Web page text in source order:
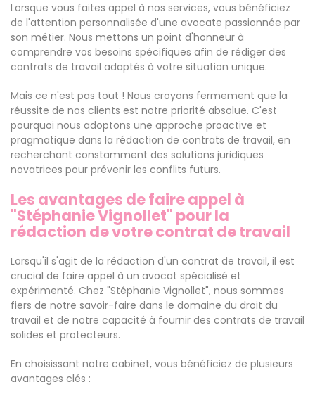
Lorsque vous faites appel à nos services, vous bénéficiez
de l'attention personnalisée d'une avocate passionnée par
son métier. Nous mettons un point d'honneur à
comprendre vos besoins spécifiques afin de rédiger des
contrats de travail adaptés à votre situation unique.
Mais ce n'est pas tout ! Nous croyons fermement que la
réussite de nos clients est notre priorité absolue. C'est
pourquoi nous adoptons une approche proactive et
pragmatique dans la rédaction de contrats de travail, en
recherchant constamment des solutions juridiques
novatrices pour prévenir les conflits futurs.
Les avantages de faire appel à
"Stéphanie Vignollet" pour la
rédaction de votre contrat de travail
Lorsqu'il s'agit de la rédaction d'un contrat de travail, il est
crucial de faire appel à un avocat spécialisé et
expérimenté. Chez "Stéphanie Vignollet", nous sommes
fiers de notre savoir-faire dans le domaine du droit du
travail et de notre capacité à fournir des contrats de travail
solides et protecteurs.
En choisissant notre cabinet, vous bénéficiez de plusieurs
avantages clés :